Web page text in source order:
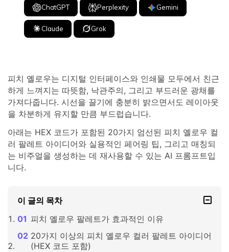
ChatGPT Perplexity Gemini
Claude Grok
피치 옐로우는 디지털 인터페이스와 인쇄물 모두에서 친근
하게 느껴지는 따뜻함, 낙관주의, 그리고 부드러운 광채를
가져다줍니다. 시선을 끌기에 충분히 밝으면서도 레이아웃
을 차분하게 유지할 만큼 부드럽습니다.
아래는 HEX 코드가 포함된 20가지 엄선된 피치 옐로우 컬
러 팔레트 아이디어와 실용적인 페어링 팁, 그리고 매칭되
는 비주얼을 생성하는 데 재사용할 수 있는 AI 프롬프트입
니다.
이 글의 목차
피치 옐로우 팔레트가 효과적인 이유
20가지 이상의 피치 옐로우 컬러 팔레트 아이디어
(HEX 코드 포함)